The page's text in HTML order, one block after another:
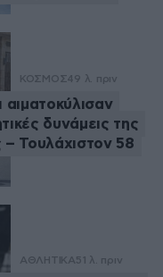
ΚΟΣΜΟΣ49 λ. πριν
αιματοκύλισαν
δυνάμεις της
– Τουλάχιστον 58
ΑΘΛΗΤΙΚΑ51 λ. πριν